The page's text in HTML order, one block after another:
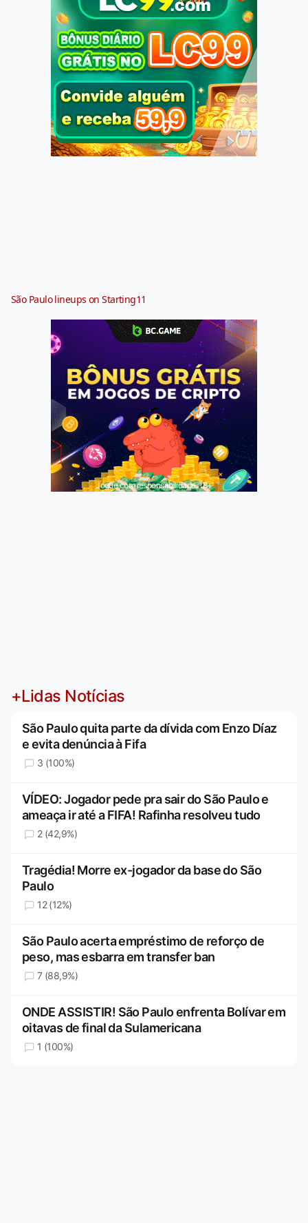
São Paulo lineups on Starting11
Jogue com responsabilidade. 18+
+Lidas Notícias
São Paulo quita parte da dívida com Enzo Díaz
e evita denúncia à Fifa
3 (100%)
VÍDEO: Jogador pede pra sair do São Paulo e
ameaça ir até a FIFA! Rafinha resolveu tudo
2 (42,9%)
Tragédia! Morre ex-jogador da base do São
Paulo
12 (12%)
São Paulo acerta empréstimo de reforço de
peso, mas esbarra em transfer ban
7 (88,9%)
ONDE ASSISTIR! São Paulo enfrenta Bolívar em
oitavas de final da Sulamericana
1 (100%)